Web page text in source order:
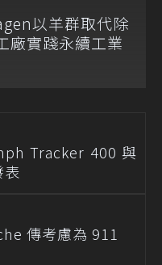
以羊群取代除
廠實踐永續工業
Tracker 400 與
傳考慮為 911